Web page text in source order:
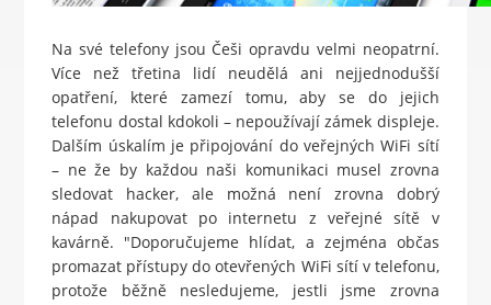
Na své telefony jsou Češi opravdu velmi neopatrní.
Více než třetina lidí neudělá ani nejjednodušší
opatření, které zamezí tomu, aby se do jejich
telefonu dostal kdokoli – nepoužívají zámek displeje.
Dalším úskalím je připojování do veřejných WiFi sítí
– ne že by každou naši komunikaci musel zrovna
sledovat hacker, ale možná není zrovna dobrý
nápad nakupovat po internetu z veřejné sítě v
kavárně. "Doporučujeme hlídat, a zejména občas
promazat přístupy do otevřených WiFi sítí v telefonu,
protože běžně nesledujeme, jestli jsme zrovna